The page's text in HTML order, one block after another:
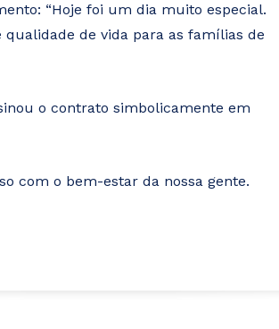
“Hoje foi um dia muito especial.
de vida para as famílias de
o contrato simbolicamente em
com o bem-estar da nossa gente.